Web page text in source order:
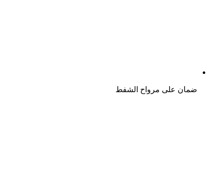
ضمان على مرواح الشفط